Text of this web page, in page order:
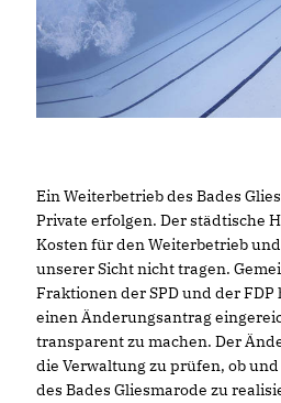
Ein Weiterbetrieb des Bades
Private erfolgen. Der städtische
Kosten für den Weiterbetrieb
unserer Sicht nicht tragen.
Fraktionen der SPD und der
einen Änderungsantrag
transparent zu machen. Der
die Verwaltung zu prüfen, ob
des Bades Gliesmarode zu